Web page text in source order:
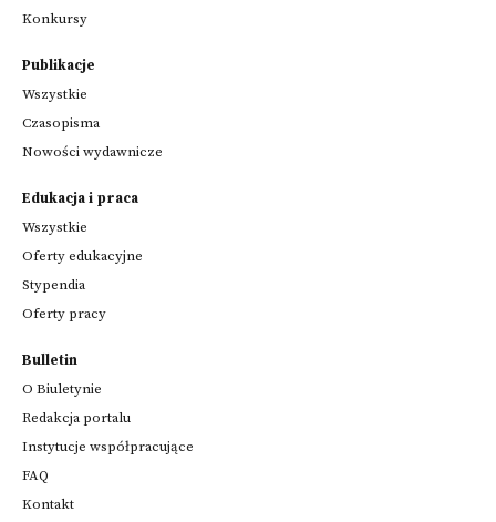
Konkursy
Publikacje
Wszystkie
Czasopisma
Nowości wydawnicze
Edukacja i praca
Wszystkie
Oferty edukacyjne
Stypendia
Oferty pracy
Bulletin
O Biuletynie
Redakcja portalu
Instytucje współpracujące
FAQ
Kontakt